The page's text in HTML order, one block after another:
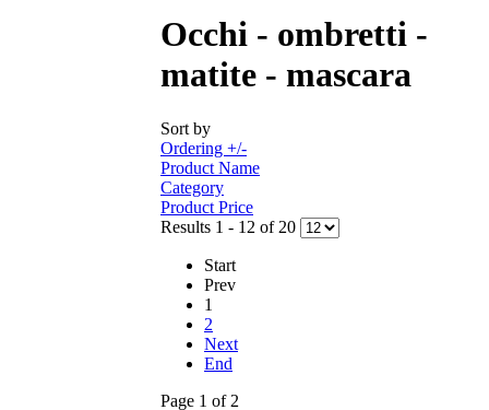
Occhi - ombretti -
matite - mascara
Sort by
Ordering +/-
Product Name
Category
Product Price
Results 1 - 12 of 20
Start
Prev
1
2
Next
End
Page 1 of 2